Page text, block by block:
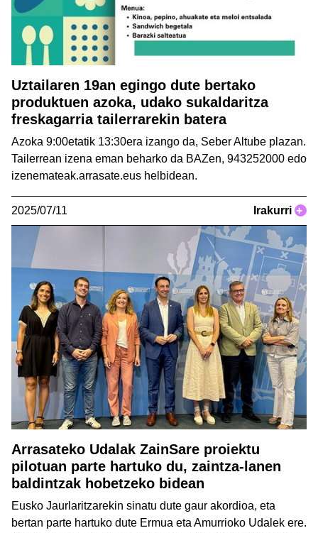
Uztailaren 19an egingo dute bertako
produktuen azoka, udako sukaldaritza
freskagarria tailerrarekin batera
Azoka 9:00etatik 13:30era izango da, Seber Altube plazan.
Tailerrean izena eman beharko da BAZen, 943252000 edo
izenemateak.arrasate.eus helbidean.
2025/07/11 Irakurri +
Arrasateko Udalak ZainSare proiektu
pilotuan parte hartuko du, zaintza-lanen
baldintzak hobetzeko bidean
Eusko Jaurlaritzarekin sinatu dute gaur akordioa, eta
bertan parte hartuko dute Ermua eta Amurrioko Udalek ere.